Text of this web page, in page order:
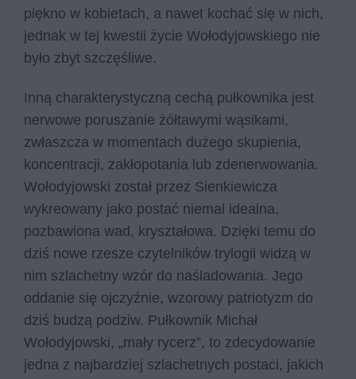
piękno w kobietach, a nawet kochać się w nich,
jednak w tej kwestii życie Wołodyjowskiego nie
było zbyt szczęśliwe.
Inną charakterystyczną cechą pułkownika jest
nerwowe poruszanie żółtawymi wąsikami,
zwłaszcza w momentach dużego skupienia,
koncentracji, zakłopotania lub zdenerwowania.
Wołodyjowski został przez Sienkiewicza
wykreowany jako postać niemal idealna,
pozbawiona wad, kryształowa. Dzięki temu do
dziś nowe rzesze czytelników trylogii widzą w
nim szlachetny wzór do naśladowania. Jego
oddanie się ojczyźnie, wzorowy patriotyzm do
dziś budzą podziw. Pułkownik Michał
Wołodyjowski, „mały rycerz”, to zdecydowanie
jedna z najbardziej szlachetnych postaci, jakich